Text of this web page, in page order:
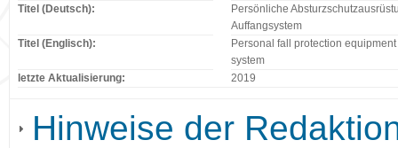
Titel (Deutsch):
Persönliche
Auffangsystem
Titel (Englisch):
Personal fall protection
system
letzte Aktualisierung:
2019
Hinweise der